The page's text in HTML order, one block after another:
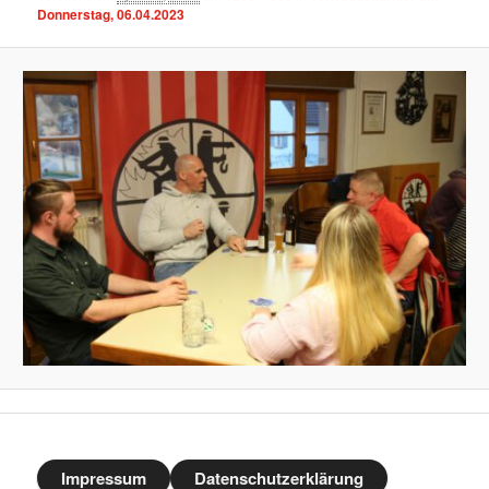
Donnerstag, 06.04.2023
Impressum Datenschutzerklärung